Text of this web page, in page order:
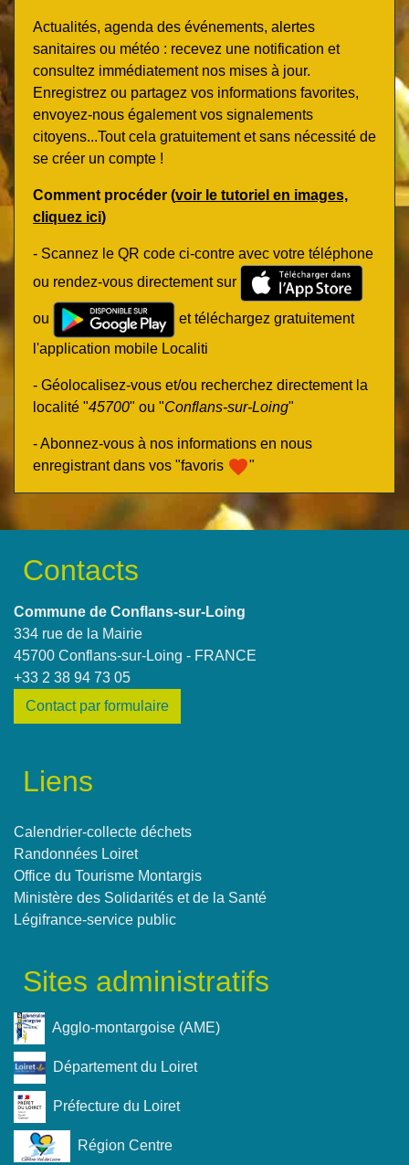
Actualités, agenda des événements, alertes
sanitaires ou météo : recevez une notification et
consultez immédiatement nos mises à jour.
Enregistrez ou partagez vos informations favorites,
envoyez-nous également vos signalements
citoyens...Tout cela gratuitement et sans nécessité de
se créer un compte !
Comment procéder (voir le tutoriel en images,
cliquez ici)
- Scannez le QR code ci-contre avec votre téléphone
ou rendez-vous directement sur
ou
et téléchargez gratuitement
l'application mobile Localiti
- Géolocalisez-vous et/ou recherchez directement la
localité "45700" ou "Conflans-sur-Loing"
- Abonnez-vous à nos informations en nous
enregistrant dans vos "favoris favorite"
Contacts
Commune de Conflans-sur-Loing
334 rue de la Mairie
45700 Conflans-sur-Loing - FRANCE
+33 2 38 94 73 05
Contact par formulaire
Liens
Calendrier-collecte déchets
Randonnées Loiret
Office du Tourisme Montargis
Ministère des Solidarités et de la Santé
Légifrance-service public
Sites administratifs
Agglo-montargoise (AME)
Département du Loiret
Préfecture du Loiret
Région Centre